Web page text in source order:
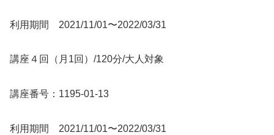
利用期間 2021/11/01〜2022/03/31
講座４回（月1回）/120分/大人対象
講座番号：1195-01-13
利用期間 2021/11/01〜2022/03/31